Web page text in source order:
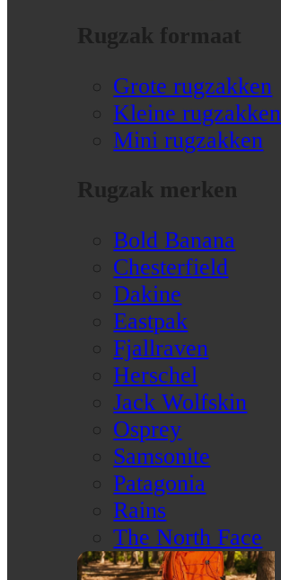
Rugzak formaat
Grote rugzakken
Kleine rugzakken
Mini rugzakken
Rugzak merken
Bold Banana
Chesterfield
Dakine
Eastpak
Fjallraven
Herschel
Jack Wolfskin
Osprey
Samsonite
Patagonia
Rains
The North Face